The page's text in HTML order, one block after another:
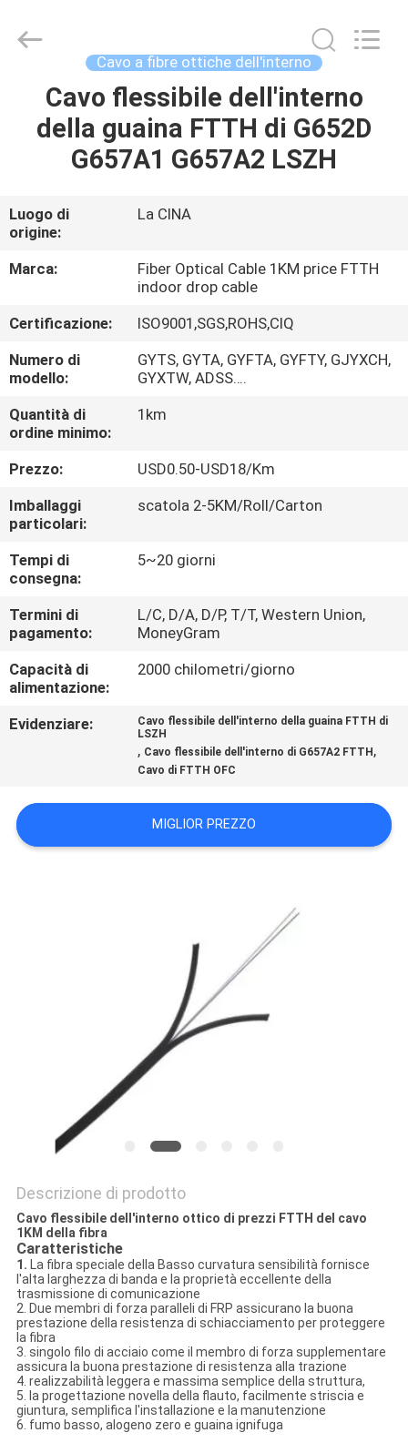
CASA
PRODOTTI
CIRCA
NOI
DELLA
FABBRICA
CONTROLLO
QUALITÀ
CONTATTICI
CASI
MAPPA
PRIVACY
Weiruo
Communication
Cavo a fibre ottiche dell'interno
Cavo flessibile dell'interno
della guaina FTTH di G652D
G657A1 G657A2 LSZH
Luogo di
origine:
La CINA
Marca:
Fiber Optical Cable 1KM price FTTH
indoor drop cable
Certificazione:
ISO9001,SGS,ROHS,CIQ
Numero di
modello:
GYTS, GYTA, GYFTA, GYFTY, GJYXCH,
GYXTW, ADSS….
Quantità di
ordine minimo:
1km
Prezzo:
USD0.50-USD18/Km
Imballaggi
particolari:
scatola 2-5KM/Roll/Carton
Tempi di
consegna:
5~20 giorni
Termini di
pagamento:
L/C, D/A, D/P, T/T, Western Union,
MoneyGram
Capacità di
alimentazione:
2000 chilometri/giorno
Evidenziare:
Cavo flessibile dell'interno della guaina FTTH di
LSZH
, Cavo flessibile dell'interno di G657A2 FTTH ,
Cavo di FTTH OFC
MIGLIOR PREZZO
Descrizione di prodotto
Cavo flessibile dell'interno ottico di prezzi FTTH del cavo
1KM della fibra
Caratteristiche
1. La fibra speciale della Basso curvatura sensibilità fornisce
l'alta larghezza di banda e la proprietà eccellente della
trasmissione di comunicazione
2. Due membri di forza paralleli di FRP assicurano la buona
prestazione della resistenza di schiacciamento per proteggere
la fibra
3. singolo filo di acciaio come il membro di forza supplementare
assicura la buona prestazione di resistenza alla trazione
4. realizzabilità leggera e massima semplice della struttura,
5. la progettazione novella della flauto, facilmente striscia e
giuntura, semplifica l'installazione e la manutenzione
6. fumo basso, alogeno zero e guaina ignifuga